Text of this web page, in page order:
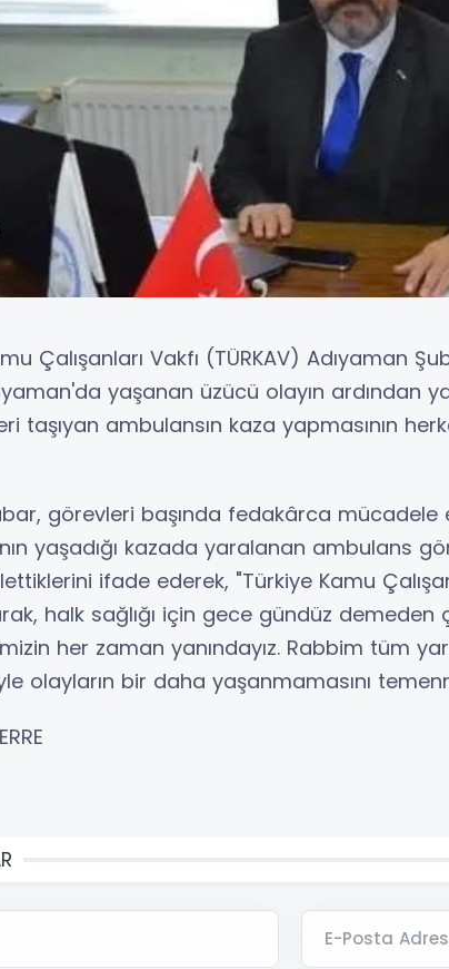
Çalışanları Vakfı (TÜRKAV) Adıyaman
yaşanan üzücü olayın ardından
taşıyan ambulansın kaza yapmasının
görevleri başında fedakârca mücadele
yaşadığı kazada yaralanan ambulans
ifade ederek, "Türkiye Kamu
halk sağlığı için gece gündüz demeden
her zaman yanındayız. Rabbim tüm
olayların bir daha yaşanmamasını
E-Posta